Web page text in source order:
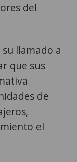
del
llamado a
que sus
de
el